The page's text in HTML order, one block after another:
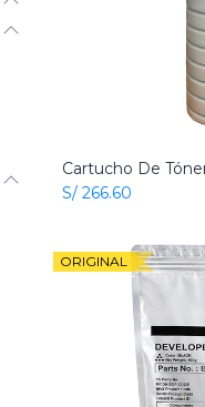
S/ 266.60
ORIGINAL